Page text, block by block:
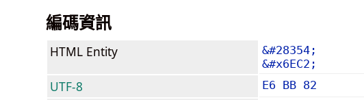
編碼資訊
HTML Entity
&#28354;
&#x6EC2;
UTF-8 E6 BB 82